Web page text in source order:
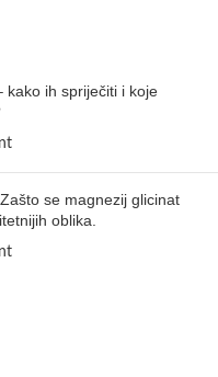
kako ih spriječiti i koje
se magnezij glicinat
oblika.